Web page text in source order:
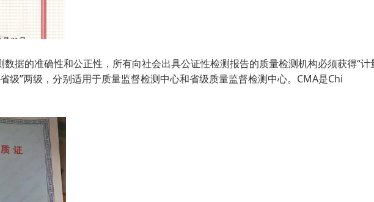
据的准确性和公正性，所有向社会出具公证性检测报告的质量检测机构必须获得“计
级”两级，分别适用于质量监督检测中心和省级质量监督检测中心。CMA是Chi